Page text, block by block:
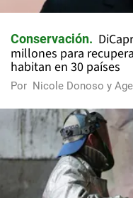
Conservación
millones para
habitan en 30 países
Por Nicole Donoso y